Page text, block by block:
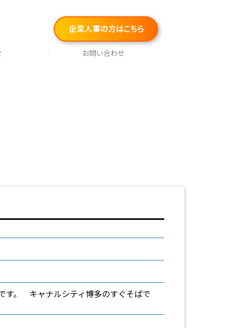
お問い合わせ
す。 キャナルシティ博多のすぐそばで